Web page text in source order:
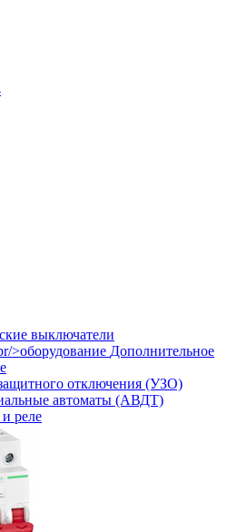
выключатели
Дополнительное
отключения (УЗО)
автоматы (АВДТ)
реле